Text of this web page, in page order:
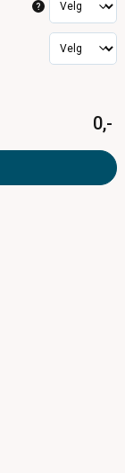
?
0,-